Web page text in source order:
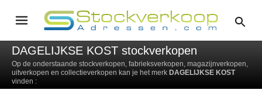
DAGELIJKSE KOST stockverkopen
Op de onderstaande stockverkopen, fabrieksverkopen, magazijnverkopen,
uitverkopen en collectieverkopen kan je het merk DAGELIJKSE KOST
vinden :